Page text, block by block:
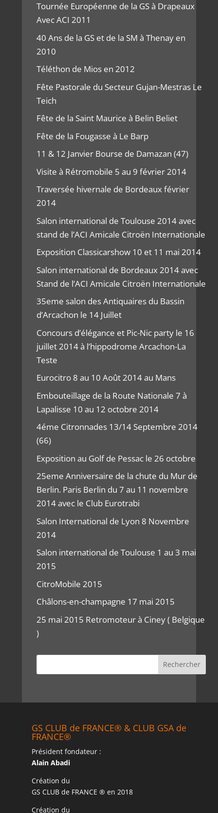
Tournée Européenne de la GS à Drapeaux
Avec ACI 2011
40 Ans de la GS et de la SM à Thenay en
2010
Téléthon de Mios en 2012
Fête Pastorale du Secteur Gujan-Mestras Le
Teich
Fête de la Saint Maurice à Belin Beliet
Fête de la Fougasse à Le Barp
11 & 12 Janvier Bourse de Damazan (47)
Visite à Rétromobile 5 au 9 février 2014
Traversée hivernale de Bordeaux février
2014
Salon international de Toulouse 2014 avec
stand de l’ACI Amicale Citroën Internationale
Exposition Classicarshow 10 et 11 mai 2014
Salon international de Bordeaux 2014 avec
Stand de l’ACI Amicale Citroën Internationale
35eme salon des Antiquaires du Bassin
d’Arcachon le 14 Juillet
Concours d’élégance et Pic-Nic party le 16
juillet 2014 à l’hippodrome Arcachon-La
Teste
Eurocitro 8 au 10 Août 2014 au Mans
Embouteillage de la Route Nationale 7 à
Lapalisse 10 au 12 octobre 2014
4éme Citronnades 13/14 Septembre 2014
(66)
Exposition au Golf de Pessac le 26 octobre
25eme Anniversaire de la chute du Mur de
Berlin. Paris Berlin du 7 au 11 novembre
2014 avec le Club Eurotrabi
Salon International de Lyon 8 Novembre
2014
Salon international de Toulouse 1 au 3 mai
2015
CitroMobile 2015
Châlons-en-champagne 17 mai 2015
25 mai 2015 Retromoteur à Ciney ( Belgique
)
GS CLUB de FRANCE® & CLUB GSA de
FRANCE®
Président fondateur :
Alain Abadi
Création du
GS CLUB de FRANCE ® en 2018
Création du